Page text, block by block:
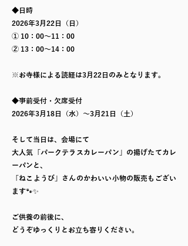
◆日時
2026年3月22日（日）
① 10：00～11：00
② 13：00～14：00
※お寺様による読経は3月22日のみとなります。
◆事前受付・欠席受付
2026年3月18日（水）～3月21日（土）
そして当日は、会場にて
大人気「パークテラスカレーパン」の揚げたてカレ
ーパンと、
「ねこようび」さんのかわいい小物の販売もござい
ます🐾✨
ご供養の前後に、
どうぞゆっくりとお立ち寄りください。